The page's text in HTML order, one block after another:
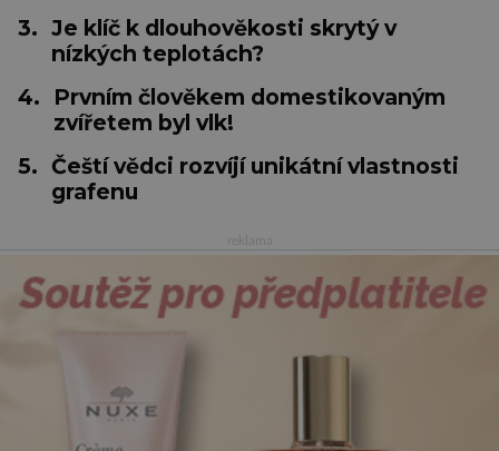
3. Je klíč k dlouhověkosti skrytý v
nízkých teplotách?
4.
Prvním člověkem domestikovaným
zvířetem byl vlk!
5. Čeští vědci rozvíjí unikátní vlastnosti
grafenu